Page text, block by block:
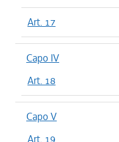
Art. 17
Capo IV
Art. 18
Capo V
Art. 19